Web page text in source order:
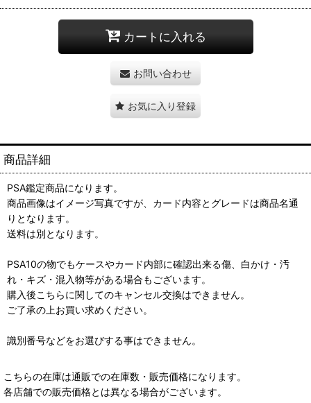
カートに入れる
お問い合わせ
お気に入り登録
商品詳細
PSA鑑定商品になります。
商品画像はイメージ写真ですが、カード内容とグレードは商品名通
りとなります。
送料は別となります。
PSA10の物でもケースやカード内部に確認出来る傷、白かけ・汚
れ・キズ・混入物等がある場合もございます。
購入後こちらに関してのキャンセル交換はできません。
ご了承の上お買い求めください。
識別番号などをお選びする事はできません。
こちらの在庫は通販での在庫数・販売価格になります。
各店舗での販売価格とは異なる場合がございます。